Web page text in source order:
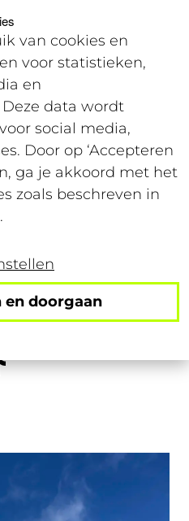
van cookies en
voor statistieken,
en
data wordt
social media,
Door op ‘Accepteren
ga je akkoord met het
zoals beschreven in
en doorgaan
werkgevers
Login
in
8 januari 2024
Leestijd: 4 minuten